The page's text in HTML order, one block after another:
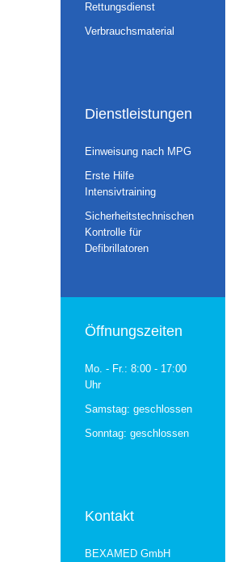
Rettungsdienst
Verbrauchsmaterial
Dienstleistungen
Einweisung nach MPG
Erste Hilfe
Intensivtraining
Sicherheitstechnischen
Kontrolle für
Defibrillatoren
Öffnungszeiten
Mo. - Fr.: 8:00 - 17:00
Uhr
Samstag: geschlossen
Sonntag: geschlossen
Kontakt
BEXAMED GmbH